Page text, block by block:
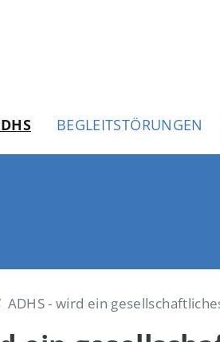
BEGLEITSTÖRUNGEN
ADHS - wird ein